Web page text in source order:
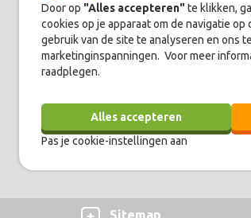
Door op "Alles accepteren"te klikken,
cookies op je apparaat om de navigatie
gebruik van de site te analyseren en ons
marketinginspanningen. Voor meer
raadplegen.
Alles accepteren
Pas je cookie-instellingen aan
Over
Bij MyHeritage
matches zijn met
wangstrijkje
Sitemap